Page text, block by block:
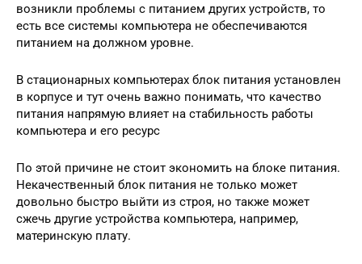
возникли проблемы с питанием других устройств, то
есть все системы компьютера не обеспечиваются
питанием на должном уровне.
В стационарных компьютерах блок питания установлен
в корпусе и тут очень важно понимать, что качество
питания напрямую влияет на стабильность работы
компьютера и его ресурс
По этой причине не стоит экономить на блоке питания.
Некачественный блок питания не только может
довольно быстро выйти из строя, но также может
сжечь другие устройства компьютера, например,
материнскую плату.